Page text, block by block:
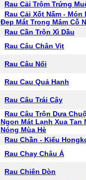
Rau Cải Trộm Trứng
Rau Cải Xốt Nấm - Món
Đẹp Mắt Trong Mâm Cỗ
Rau Cần Trộn Xì Dầu
Rau Câu Chân Vịt
Rau Câu Nổi
Rau Cau Quả Hạnh
Rau Câu Trái Cây
Rau Câu Trộn Dưa
Ngon Mát Lạnh Xua Tan
Nóng Mùa Hè
Rau Chần - Kiểu
Rau Chay Châu Á
Rau Chiên Dòn